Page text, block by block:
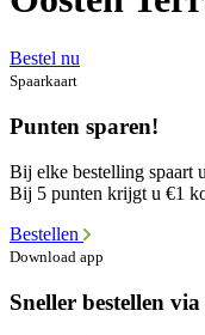
Bestel nu
Spaarkaart
Punten sparen!
Bij elke bestelling spaart
Bij 5 punten krijgt u €1
Bestellen
Download app
Sneller bestellen